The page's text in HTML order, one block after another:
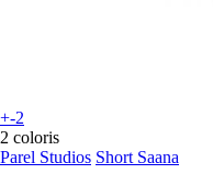
+-2
2 coloris
Parel Studios Short Saana